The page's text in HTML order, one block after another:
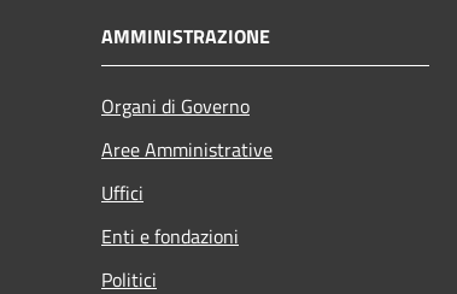
AMMINISTRAZIONE
Organi di Governo
Aree Amministrative
Uffici
Enti e fondazioni
Politici